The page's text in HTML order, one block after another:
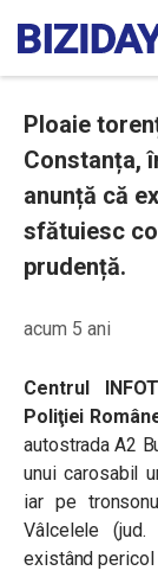
Ploaie
Constanța,
anunță că
sfătuiesc
prudență.
acum 5 ani
Centrul
Poliţiei
autostrada A2
unui carosabil
iar pe
Vâlcelele
existând pericol